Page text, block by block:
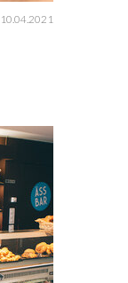
10.04.2021